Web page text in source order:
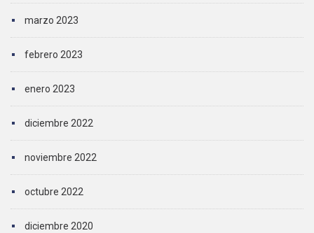
marzo 2023
febrero 2023
enero 2023
diciembre 2022
noviembre 2022
octubre 2022
diciembre 2020